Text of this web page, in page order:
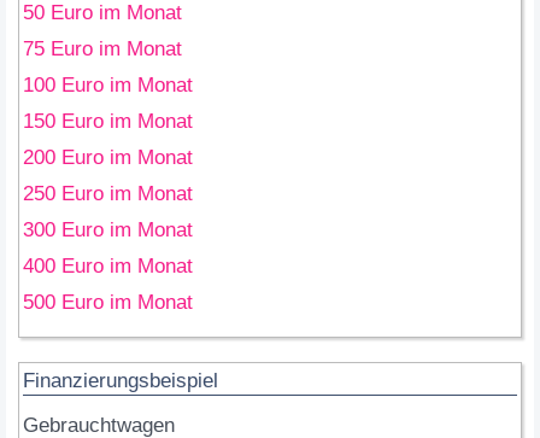
50 Euro im Monat
75 Euro im Monat
100 Euro im Monat
150 Euro im Monat
200 Euro im Monat
250 Euro im Monat
300 Euro im Monat
400 Euro im Monat
500 Euro im Monat
Finanzierungsbeispiel
Gebrauchtwagen